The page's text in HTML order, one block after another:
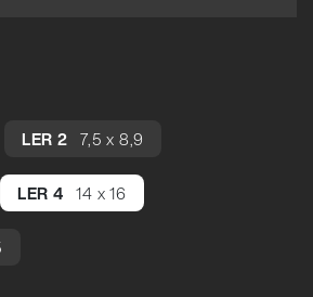
LER 2 7,5 x 8,9
LER 4 14 x 16